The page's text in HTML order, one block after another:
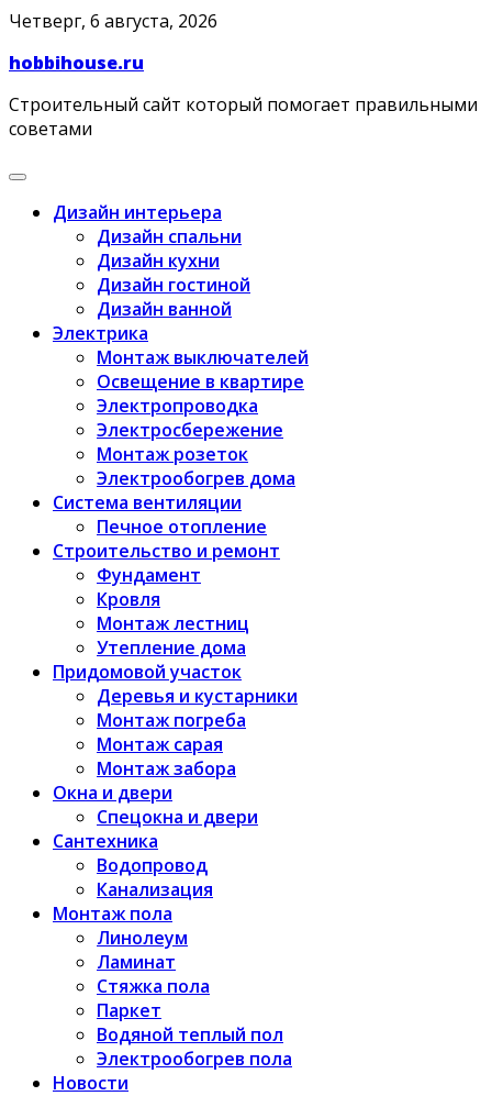
Skip
content
Четверг, 6 августа, 2026
hobbihouse.ru
Строительный сайт который помогает правильными
советами
Дизайн интерьера
Дизайн спальни
Дизайн кухни
Дизайн гостиной
Дизайн ванной
Электрика
Монтаж выключателей
Освещение в квартире
Электропроводка
Электросбережение
Монтаж розеток
Электрообогрев дома
Система вентиляции
Печное отопление
Строительство и ремонт
Фундамент
Кровля
Монтаж лестниц
Утепление дома
Придомовой участок
Деревья и кустарники
Монтаж погреба
Монтаж сарая
Монтаж забора
Окна и двери
Спецокна и двери
Сантехника
Водопровод
Канализация
Монтаж пола
Линолеум
Ламинат
Стяжка пола
Паркет
Водяной теплый пол
Электрообогрев пола
Новости